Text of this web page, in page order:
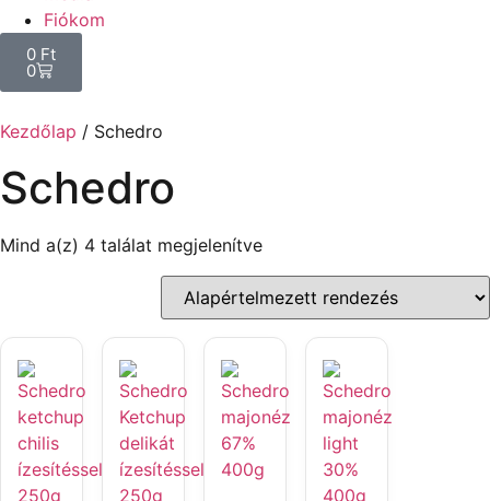
Fiókom
0 Ft
0
Kezdőlap / Schedro
Schedro
Mind a(z) 4 találat megjelenítve